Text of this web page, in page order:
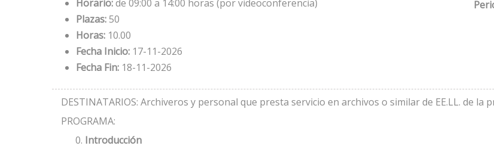
Horario:de 09:00 a 14:00 horas (por videoconferencia)
Plazas:50
Horas: 10.00
Fecha Inicio: 17-11-2026
Fecha Fin: 18-11-2026
DESTINATARIOS: Archiveros y personal que presta servicio en archivos o similar de EE.LL. de la
PROGRAMA:
Introducción